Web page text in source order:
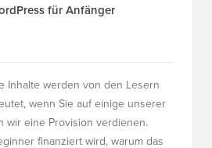
für Anfänger
Inhalte werden von den Lesern
wenn Sie auf einige unserer
wir eine Provision verdienen.
finanziert wird, warum das